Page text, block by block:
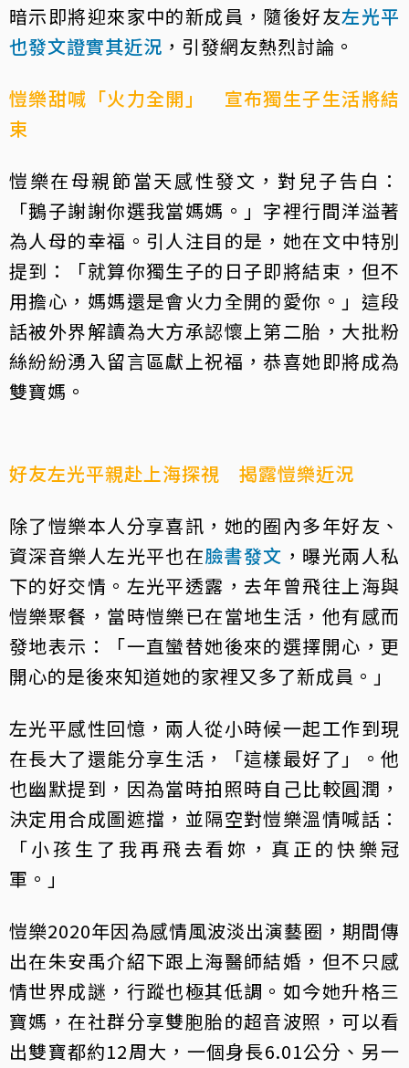
暗示即將迎來家中的新成員，隨後好友左光平
也發文證實其近況 ，引發網友熱烈討論。
愷樂甜喊「火力全開」 宣布獨生子生活將結
束
愷樂在母親節當天感性發文，對兒子告白：
「鵝子謝謝你選我當媽媽。」字裡行間洋溢著
為人母的幸福。引人注目的是，她在文中特別
提到：「就算你獨生子的日子即將結束，但不
用擔心，媽媽還是會火力全開的愛你。」這段
話被外界解讀為大方承認懷上第二胎，大批粉
絲紛紛湧入留言區獻上祝福，恭喜她即將成為
雙寶媽。
好友左光平親赴上海探視 揭露愷樂近況
除了愷樂本人分享喜訊，她的圈內多年好友、
資深音樂人左光平也在臉書發文 ，曝光兩人私
下的好交情。左光平透露，去年曾飛往上海與
愷樂聚餐，當時愷樂已在當地生活，他有感而
發地表示：「一直蠻替她後來的選擇開心，更
開心的是後來知道她的家裡又多了新成員。」
左光平感性回憶，兩人從小時候一起工作到現
在長大了還能分享生活，「這樣最好了」。他
也幽默提到，因為當時拍照時自己比較圓潤，
決定用合成圖遮擋，並隔空對愷樂溫情喊話：
「小孩生了我再飛去看妳，真正的快樂冠
軍。」
愷樂2020年因為感情風波淡出演藝圈，期間傳
出在朱安禹介紹下跟上海醫師結婚，但不只感
情世界成謎，行蹤也極其低調。如今她升格三
寶媽，在社群分享雙胞胎的超音波照，可以看
出雙寶都約12周大，一個身長6.01公分、另一